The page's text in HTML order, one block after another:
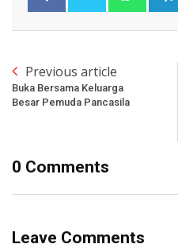
Previous article
Buka Bersama Keluarga
Besar Pemuda Pancasila
0 Comments
Leave Comments